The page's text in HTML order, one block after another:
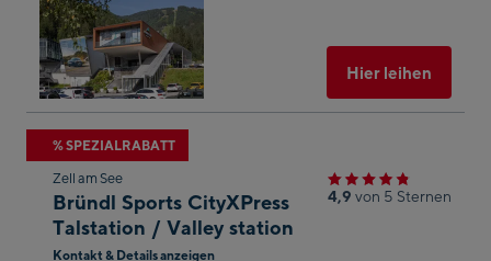
Hier leihen
Zum
nächsten
Shop-
Ergebnis
springen
% SPEZIALRABATT
Zell am See
Bründl Sports CityXPress
Talstation / Valley station
Kontakt & Details anzeigen
4,9 von 5 Sternen